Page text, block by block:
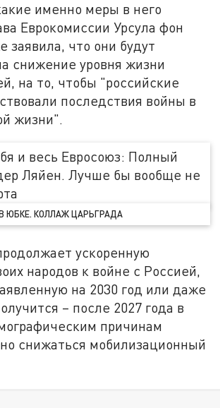
именно меры в него
Еврокомиссии Урсула фон
заявила, что они будут
снижение уровня жизни
на то, чтобы "российские
последствия войны в
жизни".
ЮБКЕ. КОЛЛАЖ ЦАРЬГРАДА
ускоренную
народов к войне с Россией,
на 2030 год или даже
– после 2027 года в
причинам
снижаться мобилизационный